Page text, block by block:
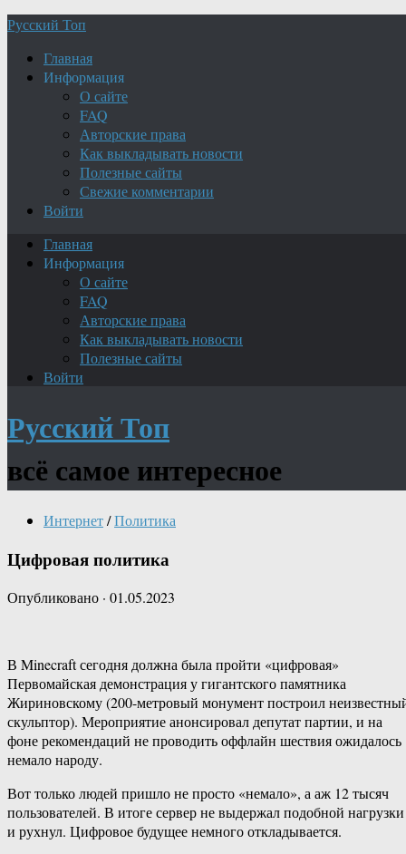
Русский Топ
Главная
Информация
О сайте
FAQ
Авторские права
Как выкладывать новости
Полезные сайты
Свежие комментарии
Войти
Главная
Информация
О сайте
FAQ
Авторские права
Как выкладывать новости
Полезные сайты
Войти
Русский Топ
всё самое интересное
Интернет/Политика
Цифровая политика
Опубликовано · 01.05.2023
В Minecraft сегодня должна была пройти «цифровая»
Первомайская демонстрация у гигантского памятника
Жириновскому (200-метровый монумент построил
скульптор). Мероприятие анонсировал депутат партии, и на
фоне рекомендаций не проводить оффлайн шествия ожидалось
немало народу.
Вот только людей пришло не просто «немало», а аж 12 тысяч
пользователей. В итоге сервер не выдержал подобной нагрузки
и рухнул. Цифровое будущее немного откладывается.